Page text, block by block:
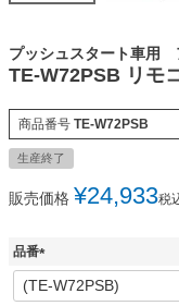
プッシュスタート車用
TE-W72PSB リモ
商品番号 TE-W72PSB
生産終了
販売価格 ¥24,933税
品番
(
必